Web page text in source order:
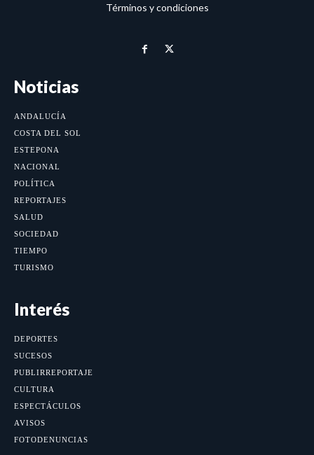
Términos y condiciones
Noticias
ANDALUCÍA
COSTA DEL SOL
ESTEPONA
NACIONAL
POLÍTICA
REPORTAJES
SALUD
SOCIEDAD
TIEMPO
TURISMO
Interés
DEPORTES
SUCESOS
PUBLIRREPORTAJE
CULTURA
ESPECTÁCULOS
AVISOS
FOTODENUNCIAS